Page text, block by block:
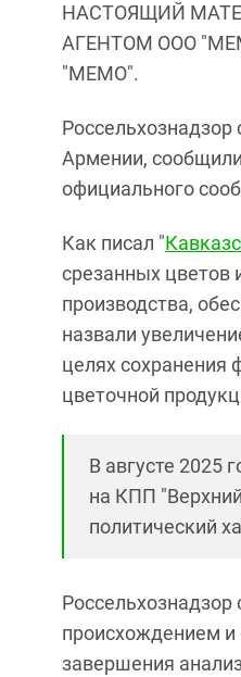
НАСТОЯЩИЙ
АГЕНТОМ ООО
"МЕМО".
Армении,
официального
Как писал "
срезанных цветов
производства,
назвали
целях сохранения
цветочной
В августе 2025
на КПП
политический
происхождением и
завершения